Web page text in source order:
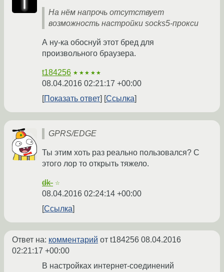
На нём напрочь отсутствует
возможность настройки socks5-прокси
А ну-ка обоснуй этот бред для
произвольного браузера.
t184256 ★★★★★
08.04.2016 02:21:17 +00:00
Показать ответ
Ссылка
GPRS/EDGE
Ты этим хоть раз реально пользовался? С
этого лор то открыть тяжело.
dk- ☆
08.04.2016 02:24:14 +00:00
Ссылка
Ответ на: комментарий от t184256 08.04.2016
02:21:17 +00:00
В настройках интернет-соединений